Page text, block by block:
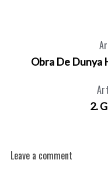
Obra De Dunya
2.
Leave a comment